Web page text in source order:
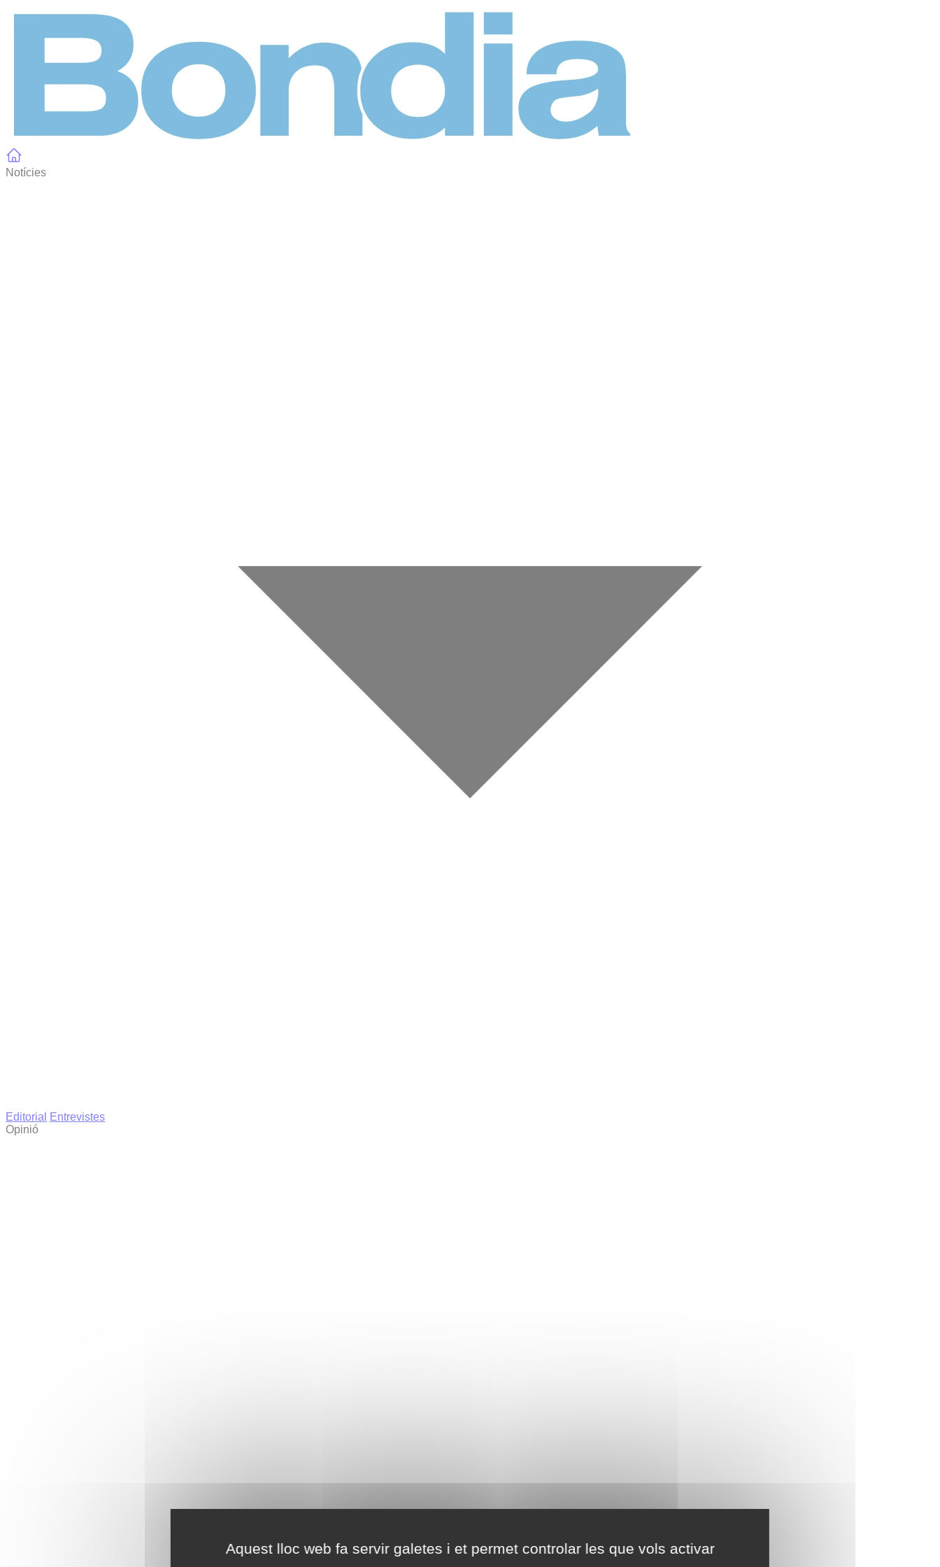
Aquest lloc web fa servir galetes i et permet controlar les que vols activar
Notícies
Editorial
Entrevistes
Opinió